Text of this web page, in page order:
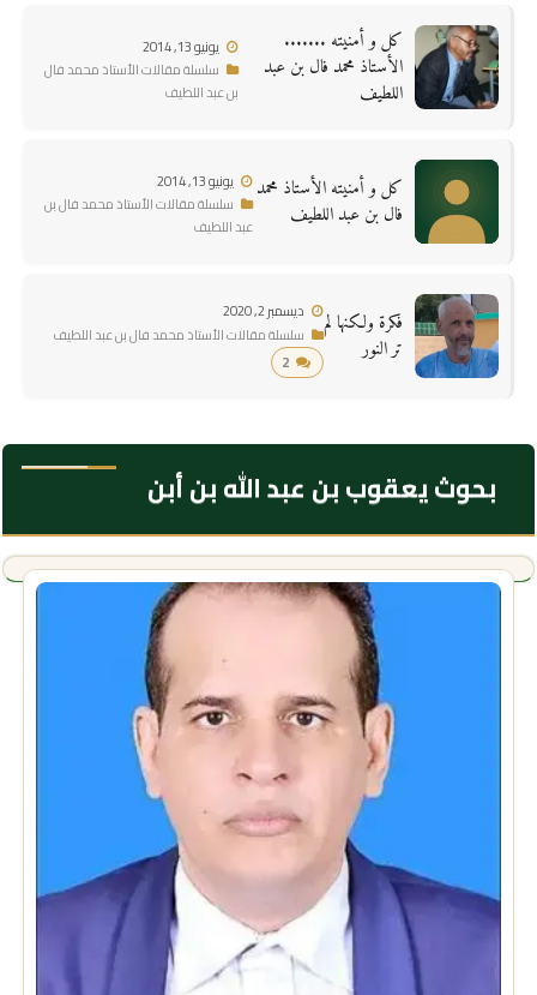
كل و أمنيته .......
الأستاذ محمد فال بن عبد
اللطيف
يونيو 13, 2014
سلسلة مقالات الأستاذ محمد فال
بن عبد اللطيف
كل و أمنيته الأستاذ محمد
فال بن عبد اللطيف
يونيو 13, 2014
سلسلة مقالات الأستاذ محمد فال بن
عبد اللطيف
فكرة ولكنها لم
تر النور
ديسمبر 2, 2020
سلسلة مقالات الأستاذ محمد فال بن عبد اللطيف
2
بحوث يعقوب بن عبد الله بن أبن